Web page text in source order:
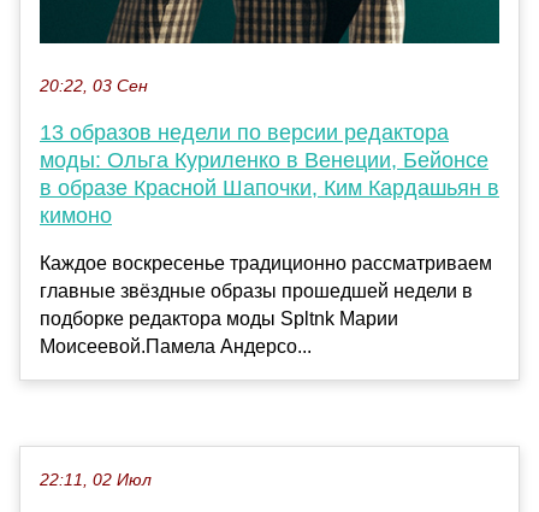
20:22, 03 Сен
13 образов недели по версии редактора
моды: Ольга Куриленко в Венеции, Бейонсе
в образе Красной Шапочки, Ким Кардашьян в
кимоно
Каждое воскресенье традиционно рассматриваем
главные звёздные образы прошедшей недели в
подборке редактора моды Spltnk Марии
Моисеевой.Памела Андерсо...
22:11, 02 Июл